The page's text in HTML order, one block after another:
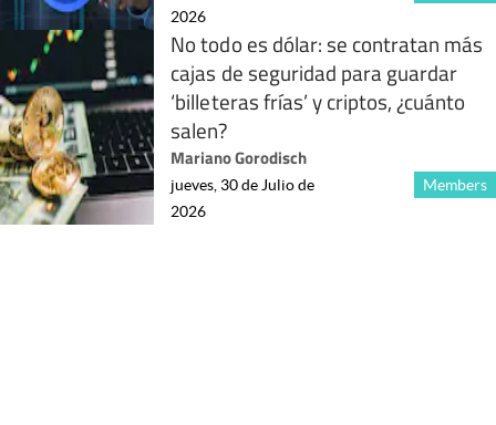
2026
No todo es dólar: se contratan más
cajas de seguridad para guardar
‘billeteras frías’ y criptos, ¿cuánto
salen?
Mariano Gorodisch
Members
jueves, 30 de Julio de
2026